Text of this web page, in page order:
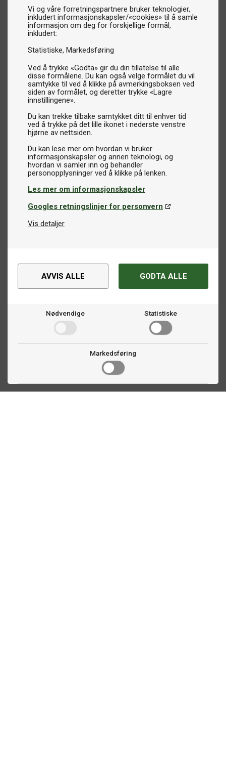
Vi og våre forretningspartnere bruker teknologier,
inkludert informasjonskapsler/«cookies» til å samle
informasjon om deg for forskjellige formål,
inkludert:
Statistiske Markedsføring
Ved å trykke «Godta» gir du din tillatelse til alle
disse formålene. Du kan også velge formålet du vil
samtykke til ved å klikke på avmerkingsboksen ved
siden av formålet, og deretter trykke «Lagre
innstillingene».
Du kan trekke tilbake samtykket ditt til enhver tid
ved å trykke på det lille ikonet i nederste venstre
hjørne av nettsiden.
Du kan lese mer om hvordan vi bruker
informasjonskapsler og annen teknologi, og
hvordan vi samler inn og behandler
Les mer om informasjonskapsler
Googles retningslinjer for personvern
Vis detaljer
AVVIS ALLE GODTA ALLE
Nødvendige Statistiske
Markedsføring
Tilbehør til bordtennisbordet og treningsmiljøet
Vi tilbyr også tilbehør som gjør trening og konkurranse
enklere:
Barrierer:Avgrenser spilleområdet og holder ballene
Bordtrekk:Beskytter bordet mot støv, smuss og slitasje
når det ikke er i bruk.
Ballhåver:Gjør det enkelt å samle opp baller under trening.
kamper.
Ledende merker og høy kvalitet
Vi tilbyr tilbehør fra de mest anerkjente merkene på
markedet, inkludertButterfly,Stiga,Yasaka,
av høy kvalitet som oppfyller dine krav og behov.
Finn riktig tilbehør til bordtennis
trenger for å ta vare på utstyret ditt og forbedre
spillopplevelsen din!